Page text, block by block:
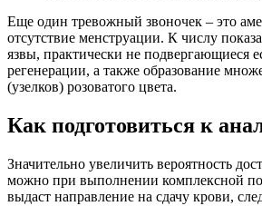
Еще один тревожный звоночек – это
отсутствие менструации. К числу
язвы, практически не подвергающиеся
регенерации, а также образование
(узелков) розоватого цвета.
Как подготовиться к
Значительно увеличить вероятность
можно при выполнении комплексной
выдаст направление на сдачу крови,